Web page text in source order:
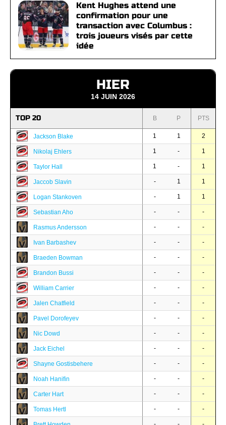
Kent Hughes attend une
confirmation pour une
transaction avec Columbus :
trois joueurs visés par cette
idée
HIER
14 JUIN 2026
TOP 20 B P PTS
Jackson Blake 1 1 2
Nikolaj Ehlers 1 - 1
Taylor Hall 1 - 1
Jaccob Slavin - 1 1
Logan Stankoven - 1 1
Sebastian Aho - - -
Rasmus Andersson - - -
Ivan Barbashev - - -
Braeden Bowman - - -
Brandon Bussi - - -
William Carrier - - -
Jalen Chatfield - - -
Pavel Dorofeyev - - -
Nic Dowd - - -
Jack Eichel - - -
Shayne Gostisbehere - - -
Noah Hanifin - - -
Carter Hart - - -
Tomas Hertl - - -